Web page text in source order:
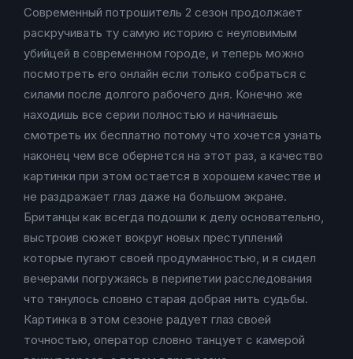
Современный потрошитель 2 сезон продолжает
раскручивать ту самую историю с неуловимым
убийцей в современном городе, и теперь можно
посмотреть его онлайн если только собраться с
силами после долгого рабочего дня. Конечно же
находишь все серии полностью и начинаешь
смотреть их бесплатно потому что хочется узнать
наконец чем все обернется на этот раз, а качество
картинки при этом остается в хорошем качестве и
не раздражает глаз даже на большом экране.
Британцы как всегда подошли к делу основательно,
выстроив сюжет вокруг новых преступлений
которые пугают своей продуманностью, и я сидел
вечерами погружаясь в перипетии расследования
что тянулось словно старая добрая нить судьбы.
Картинка в этом сезоне радует глаз своей
точностью, оператор словно танцует с камерой